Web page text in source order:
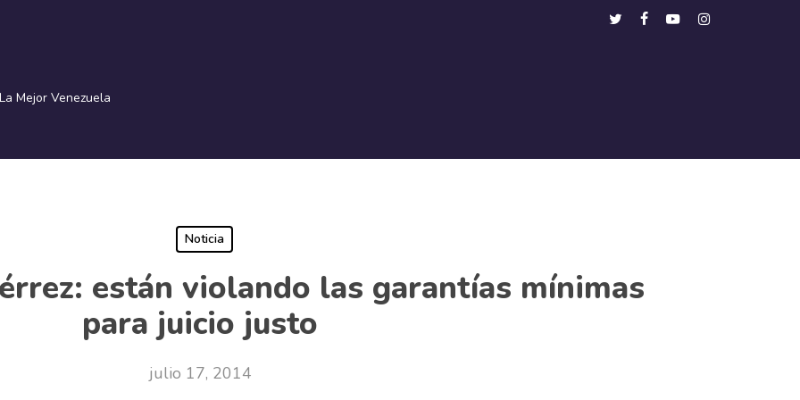
twitterfacebookyoutubeinstagram
La Mejor Venezuela
Noticia
están violando las garantías mínimas
para juicio justo
julio 17, 2014